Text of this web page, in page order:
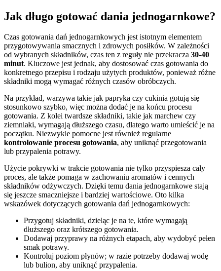
Jak długo gotować dania jednogarnkowe?
Czas gotowania dań jednogarnkowych jest istotnym elementem
przygotowywania smacznych i zdrowych posiłków. W zależności
od wybranych składników, czas ten z reguły nie przekracza 30-40
minut. Kluczowe jest jednak, aby dostosować czas gotowania do
konkretnego przepisu i rodzaju użytych produktów, ponieważ różne
składniki mogą wymagać różnych czasów obróbczych.
Na przykład, warzywa takie jak papryka czy cukinia gotują się
stosunkowo szybko, więc można dodać je na końcu procesu
gotowania. Z kolei twardsze składniki, takie jak marchew czy
ziemniaki, wymagają dłuższego czasu, dlatego warto umieścić je na
początku. Niezwykle pomocne jest również regularne
kontrolowanie procesu gotowania, aby uniknąć przegotowania
lub przypalenia potrawy.
Użycie pokrywki w trakcie gotowania nie tylko przyspiesza cały
proces, ale także pomaga w zachowaniu aromatów i cennych
składników odżywczych. Dzięki temu dania jednogarnkowe stają
się jeszcze smaczniejsze i bardziej wartościowe. Oto kilka
wskazówek dotyczących gotowania dań jednogarnkowych:
Przygotuj składniki, dzieląc je na te, które wymagają
dłuższego oraz krótszego gotowania.
Dodawaj przyprawy na różnych etapach, aby wydobyć pełen
smak potrawy.
Kontroluj poziom płynów; w razie potrzeby dodawaj wodę
lub bulion, aby uniknąć przypalenia.